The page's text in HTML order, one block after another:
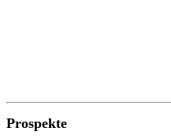
Prospekte